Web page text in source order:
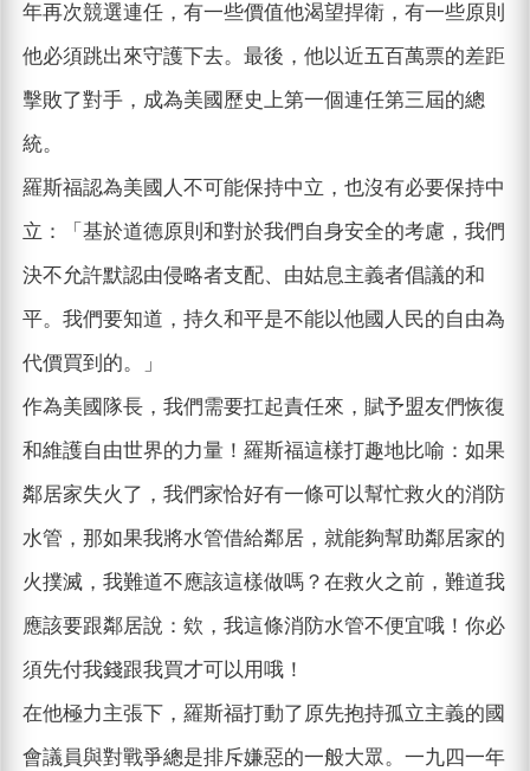
年再次競選連任，有一些價值他渴望捍衛，有一些原則
他必須跳出來守護下去。最後，他以近五百萬票的差距
擊敗了對手，成為美國歷史上第一個連任第三屆的總
統。
羅斯福認為美國人不可能保持中立，也沒有必要保持中
立：「基於道德原則和對於我們自身安全的考慮，我們
決不允許默認由侵略者支配、由姑息主義者倡議的和
平。我們要知道，持久和平是不能以他國人民的自由為
代價買到的。」
作為美國隊長，我們需要扛起責任來，賦予盟友們恢復
和維護自由世界的力量！羅斯福這樣打趣地比喻：如果
鄰居家失火了，我們家恰好有一條可以幫忙救火的消防
水管，那如果我將水管借給鄰居，就能夠幫助鄰居家的
火撲滅，我難道不應該這樣做嗎？在救火之前，難道我
應該要跟鄰居說：欸，我這條消防水管不便宜哦！你必
須先付我錢跟我買才可以用哦！
在他極力主張下，羅斯福打動了原先抱持孤立主義的國
會議員與對戰爭總是排斥嫌惡的一般大眾。一九四一年